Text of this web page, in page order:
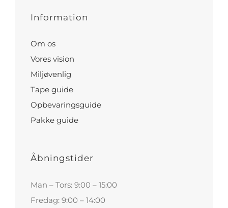
Information
Om os
Vores vision
Miljøvenlig
Tape guide
Opbevaringsguide
Pakke guide
Åbningstider
Man – Tors: 9:00 – 15:00
Fredag: 9:00 – 14:00